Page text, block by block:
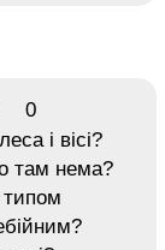
0
і вісі?
там нема?